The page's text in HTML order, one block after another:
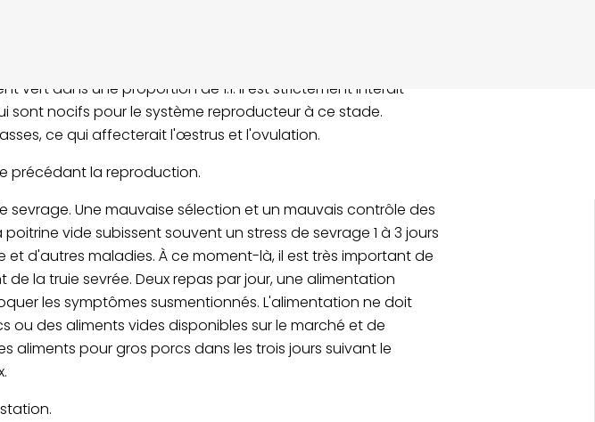
vert dans une proportion de 1:1. Il est strictement interdit
sont nocifs pour le système reproducteur à ce stade.
ce qui affecterait l'œstrus et l'ovulation.
précédant la reproduction.
Une mauvaise sélection et un mauvais contrôle des
vide subissent souvent un stress de sevrage 1 à 3 jours
d'autres maladies. À ce moment-là, il est très important de
la truie sevrée. Deux repas par jour, une alimentation
les symptômes susmentionnés. L'alimentation ne doit
des aliments vides disponibles sur le marché et de
aliments pour gros porcs dans les trois jours suivant le